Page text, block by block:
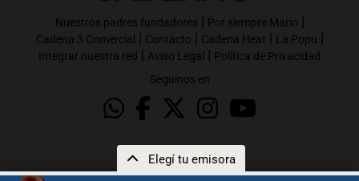
Elegí tu emisora
Nuestros padres fundadores | Por siempre Mario |
Cadena 3 Comercial | Contacto | Cadena Heat | La Popu |
Integrar nuestra red | Aviso Legal | Política de Privacidad
Seguinos en